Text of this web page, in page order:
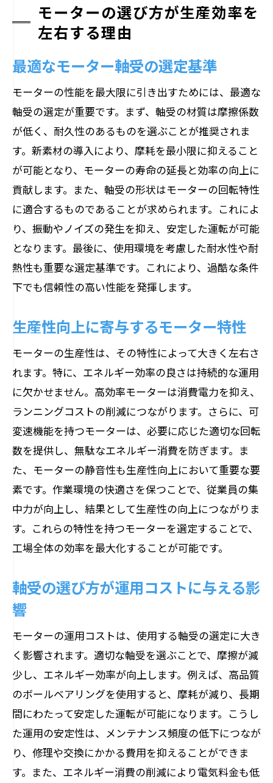
適切なモーター選択でエネルギー消費を
削減
すメリット
メンテナンススケジュールの最適化
摩耗を防ぐための具体的メンテナンス手
法
軸受寿命を延ばすための予防策
効率的な運用をサポートするメンテナン
ス技術
計画的メンテナンスで不意のダウンタイ
ムを回避
軸受の長寿命化に寄与する定期点検
軸受の状態モニタリングでトラブルを未然に
リアルタイム監視技術の導入メリット
異常検知システムの設置と活用法
状態モニタリングが故障予測を可能にす
る理由
データ解析によるモーター保護の強化
効率的なモニタリングシステムの構築方
法
予知保全で生産ラインのスムーズな運用
を実現
生産現場でのモーター効率を最大化するため
の鍵
エネルギー管理システムの導入効果
高効率運転を実現するモーター制御技術
生産効率を高めるための設備改善策
省エネルギーを促進する運用戦略
継続的な技術革新がもたらす生産効率向
上
最新の軸受技術が実現する長期間の安定運用
新素材軸受の導入とその利点
長寿命化を支える軸受設計の進化
無潤滑軸受がメンテナンスフリーを実現
モーターの選び方が生産効率を
左右する理由
最適なモーター軸受の選定基準
モーターの性能を最大限に引き出すためには、最適な
軸受の選定が重要です。まず、軸受の材質は摩擦係数
が低く、耐久性のあるものを選ぶことが推奨されま
す。新素材の導入により、摩耗を最小限に抑えること
が可能となり、モーターの寿命の延長と効率の向上に
貢献します。また、軸受の形状はモーターの回転特性
に適合するものであることが求められます。これによ
り、振動やノイズの発生を抑え、安定した運転が可能
となります。最後に、使用環境を考慮した耐水性や耐
熱性も重要な選定基準です。これにより、過酷な条件
下でも信頼性の高い性能を発揮します。
生産性向上に寄与するモーター特性
モーターの生産性は、その特性によって大きく左右さ
れます。特に、エネルギー効率の良さは持続的な運用
に欠かせません。高効率モーターは消費電力を抑え、
ランニングコストの削減につながります。さらに、可
変速機能を持つモーターは、必要に応じた適切な回転
数を提供し、無駄なエネルギー消費を防ぎます。ま
た、モーターの静音性も生産性向上において重要な要
素です。作業環境の快適さを保つことで、従業員の集
中力が向上し、結果として生産性の向上につながりま
す。これらの特性を持つモーターを選定することで、
工場全体の効率を最大化することが可能です。
軸受の選び方が運用コストに与える影
響
モーターの運用コストは、使用する軸受の選定に大き
く影響されます。適切な軸受を選ぶことで、摩擦が減
少し、エネルギー効率が向上します。例えば、高品質
のボールベアリングを使用すると、摩耗が減り、長期
間にわたって安定した運転が可能になります。こうし
た運用の安定性は、メンテナンス頻度の低下につなが
り、修理や交換にかかる費用を抑えることができま
す。また、エネルギー消費の削減により電気料金も低